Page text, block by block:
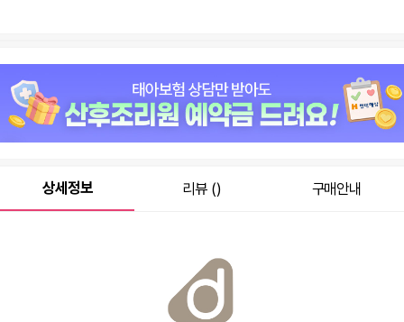
69,800원
총 상품 금액 69,800원
바
니
선
하
기
상세정보 리뷰 () 구매안내